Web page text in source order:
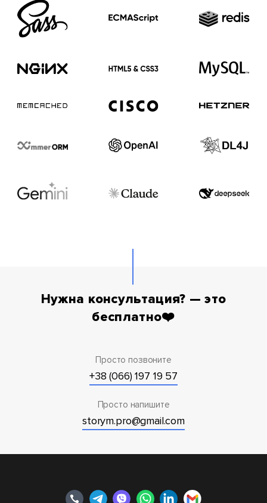
Нужна консультация? — это
бесплатно❤️
Просто позвоните
+38 (066) 197 19 57
Просто напишите
storym.pro@gmail.com